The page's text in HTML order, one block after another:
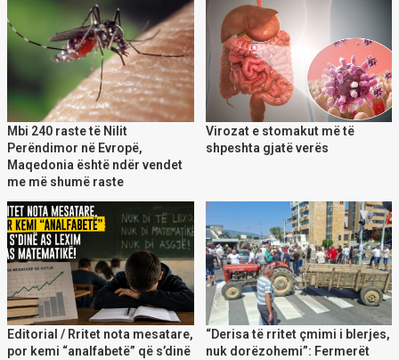
Mbi 240 raste të Nilit
Perëndimor në Evropë,
Maqedonia është ndër vendet
me më shumë raste
Virozat e stomakut më të
shpeshta gjatë verës
Editorial / Rritet nota mesatare,
por kemi “analfabetë” që s’dinë
“Derisa të rritet çmimi i blerjes,
nuk dorëzohemi”: Fermerët